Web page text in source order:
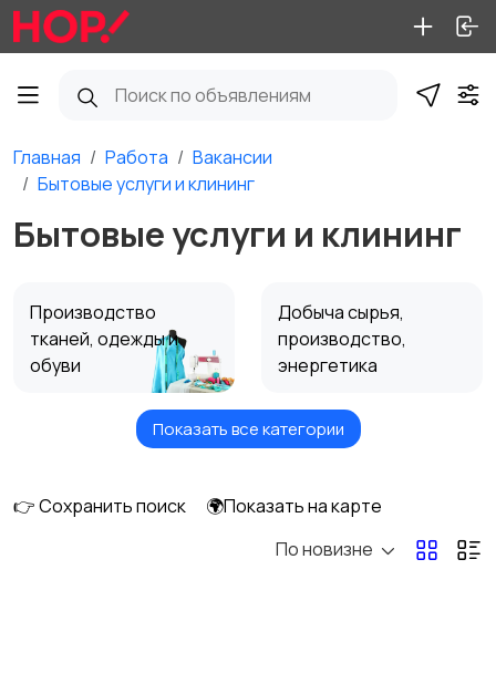
Главная Работа
Вакансии
Бытовые услуги и клининг
Бытовые услуги и клининг
Производство
тканей, одежды и
обуви
Добыча сырья,
производство,
энергетика
Домашний персонал Автосервис
Бытовые услуги и
Показать все категории
👉 Сохранить поиск
🌍Показать на карте
По новизне